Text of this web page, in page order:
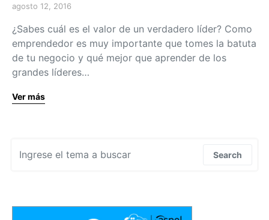
agosto 12, 2016
¿Sabes cuál es el valor de un verdadero líder? Como
emprendedor es muy importante que tomes la batuta
de tu negocio y qué mejor que aprender de los
grandes líderes…
Ver más
Search